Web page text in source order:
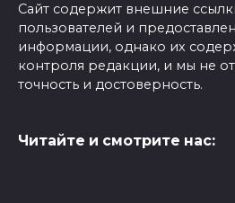
Сайт содержит внешние
пользователей и
информации, однако их
контроля редакции, и мы не
точность и достоверность.
Читайте и смотрите нас: